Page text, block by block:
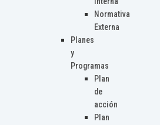
Normativa
Externa
Planes
y
Programas
Plan
de
acción
Plan